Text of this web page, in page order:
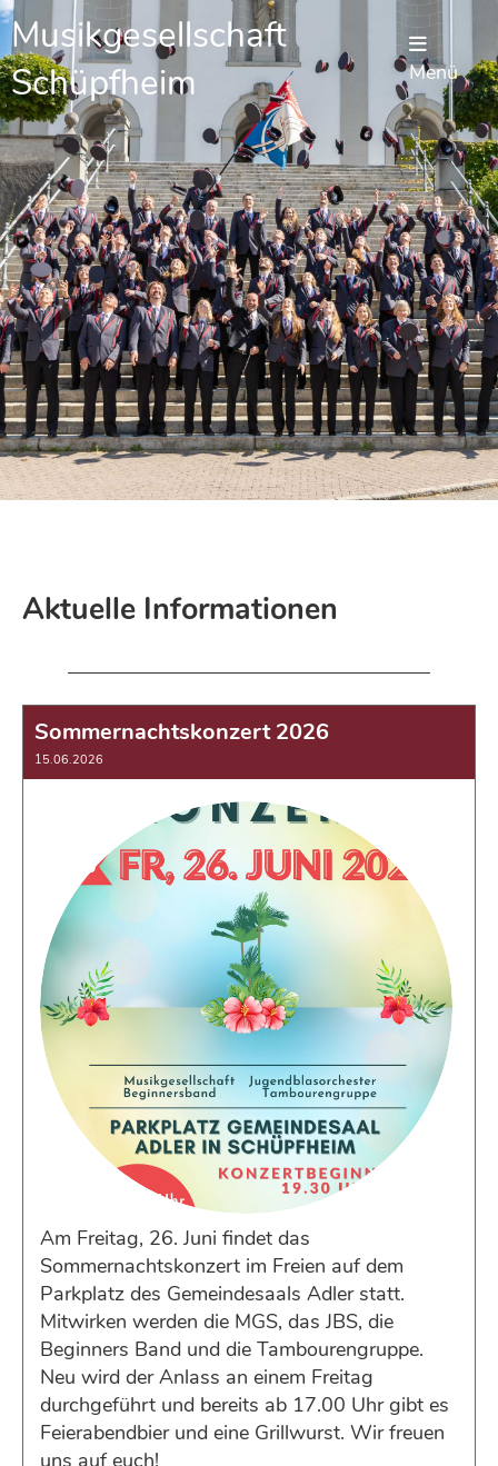
Musikgesellschaft
Schüpfheim
Menü
Aktuelle Informationen
Sommernachtskonzert 2026
15.06.2026
Am Freitag, 26. Juni findet das
Sommernachtskonzert im Freien auf dem
Parkplatz des Gemeindesaals Adler statt.
Mitwirken werden die MGS, das JBS, die
Beginners Band und die Tambourengruppe.
Neu wird der Anlass an einem Freitag
durchgeführt und bereits ab 17.00 Uhr gibt es
Feierabendbier und eine Grillwurst. Wir freuen
uns auf euch!